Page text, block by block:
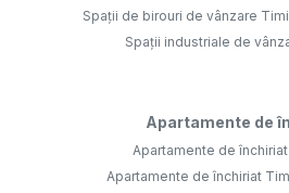
Spații de birouri de vânzare
Spații industriale de
Apartamente de
Apartamente de
Apartamente de închiriat